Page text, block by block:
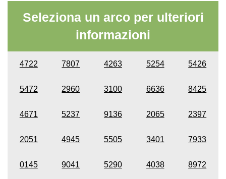
Seleziona un arco per ulteriori
informazioni
4722 7807 4263 5254 5426
5472 2960 3100 6636 8425
4671 5237 9136 2065 2397
2051 4945 5505 3401 7933
0145 9041 5290 4038 8972